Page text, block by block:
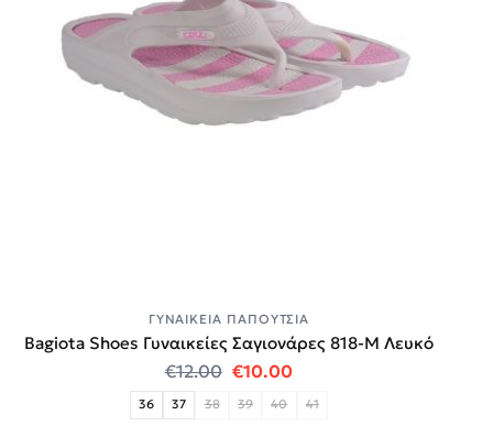
ΓΥΝΑΙΚΕΊΑ ΠΑΠΟΎΤΣΙΑ
Bagiota Shoes Γυναικείες Σαγιονάρες 818-Μ Λευκό
€12.00 Original price was: €12.00.
€10.00Η τρέχουσα τιμή
36 37 38 39 40 41